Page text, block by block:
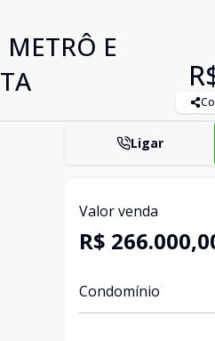
E
Ligar
Valor venda
R$
Condomínio